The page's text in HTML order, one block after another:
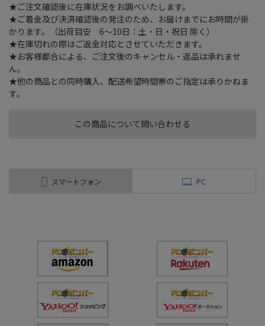
この商品について問い合わせる
★ご注文確認後に在庫状況をお調べいたします。
★ご着金及び決済確認後の発注のため、お届けまでにお時間が掛
かります。（出荷目安 6～10日：土・日・祝日 除く）
★在庫切れの際はご返金対応とさせていただきます。
★お客様都合による、ご注文後のキャンセル・返品は承れませ
ん。
★他の商品との同時購入、配送希望時間帯のご指定は承りかねま
す。
スマートフォン PC